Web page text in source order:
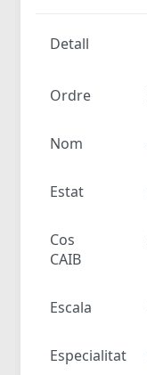
Detall
Ordre
Nom
Estat
Cos
CAIB
Escala
Especialitat